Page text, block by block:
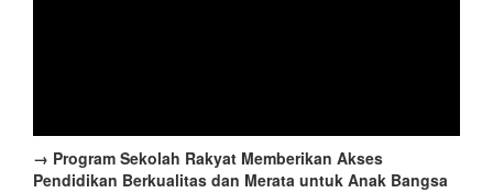
→ Program Sekolah Rakyat Memberikan Akses
Pendidikan Berkualitas dan Merata untuk Anak Bangsa